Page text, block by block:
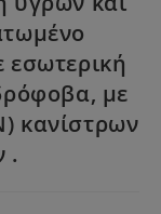
εσωτερική
με
κανίστρων
.